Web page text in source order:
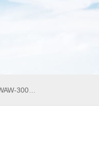
300G300KN电液伺服万能试验机